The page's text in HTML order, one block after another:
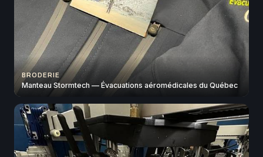
BRODERIE
Manteau Stormtech — Évacuations aéromédicales du Québec